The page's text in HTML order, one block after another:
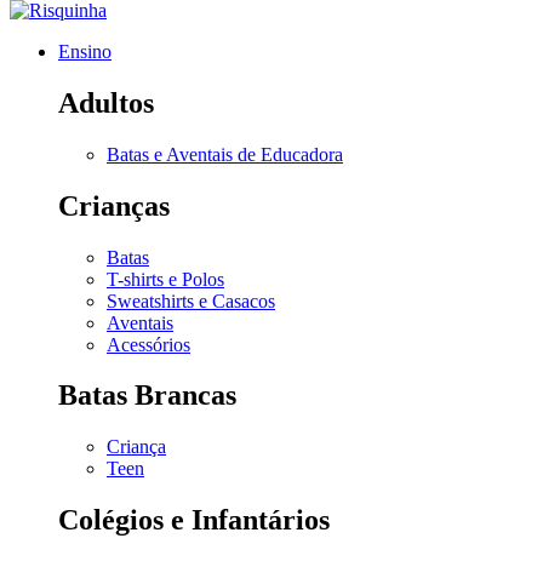
Ensino
Adultos
Batas e Aventais de Educadora
Crianças
Batas
T-shirts e Polos
Sweatshirts e Casacos
Aventais
Acessórios
Batas Brancas
Criança
Teen
Colégios e Infantários